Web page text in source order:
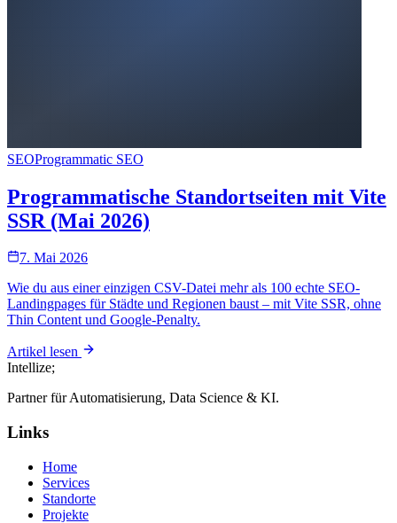
SEOProgrammatic SEO
Programmatische Standortseiten mit Vite
SSR (Mai 2026)
7. Mai 2026
Wie du aus einer einzigen CSV-Datei mehr als 100 echte SEO-
Landingpages für Städte und Regionen baust – mit Vite SSR, ohne
Thin Content und Google-Penalty.
Artikel lesen
Intellize;
Partner für Automatisierung, Data Science & KI.
Links
Home
Services
Standorte
Projekte